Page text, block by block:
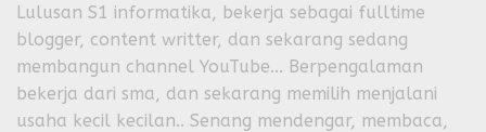
Lulusan S1 informatika, bekerja sebagai fulltime
blogger, content writter, dan sekarang sedang
membangun channel YouTube... Berpengalaman
bekerja dari sma, dan sekarang memilih menjalani
usaha kecil kecilan.. Senang mendengar, membaca,